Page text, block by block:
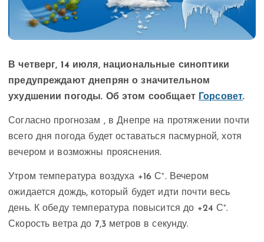
В четверг, 14 июля, национальные синоптики
предупреждают днепрян о значительном
ухудшении погоды. Об этом сообщает
Горсовет.
Согласно прогнозам , в Днепре на протяжении почти
всего дня погода будет оставаться пасмурной, хотя
вечером и возможны прояснения.
Утром температура воздуха +16 С°. Вечером
ожидается дождь, который будет идти почти весь
день. К обеду температура повысится до +24 С°.
Скорость ветра до 7,3 метров в секунду.